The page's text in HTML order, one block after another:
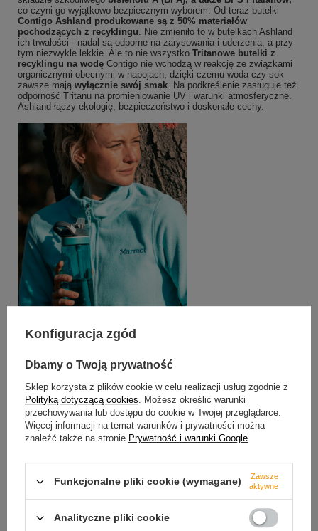
co czyni go wyjątkowo bezpiecznym wyborem. Od teraz butelki
Contigo Ashland produkowane są z 50% materiałów
pochodzących z recyklingu . Nie zmieniło to w butelkach Ashland
ich trwałości - nadal są odporne na zarysowania i uderzenia, a przy
tym niezwykle lekkie. Ale to nie wszystko. Tritanowe butelki z
recyklingu na wodę Contigo nie wchodzą w reakcję ze związkami
organicznymi obecnymi w napojach, dzięki czemu woda czy sok
zawsze mają wyłącznie swój smak . Na podkreślenie zasługuje też
odporność Tritanu na promieniowanie UV i warunki atmosferyczne.
Ashland łączy ekologię, bezpieczeństwo i doskonałe cechy.
Konfiguracja zgód
Dbamy o Twoją prywatność
Sklep korzysta z plików cookie w celu realizacji usług zgodnie z
Polityką dotyczącą cookies. Możesz określić warunki
przechowywania lub dostępu do cookie w Twojej przeglądarce.
Więcej informacji na temat warunków i prywatności można
znaleźć także na stronie Prywatność i warunki Google.
Funkcjonalne pliki cookie (wymagane)
Zawsze
aktywne
Analityczne pliki cookie